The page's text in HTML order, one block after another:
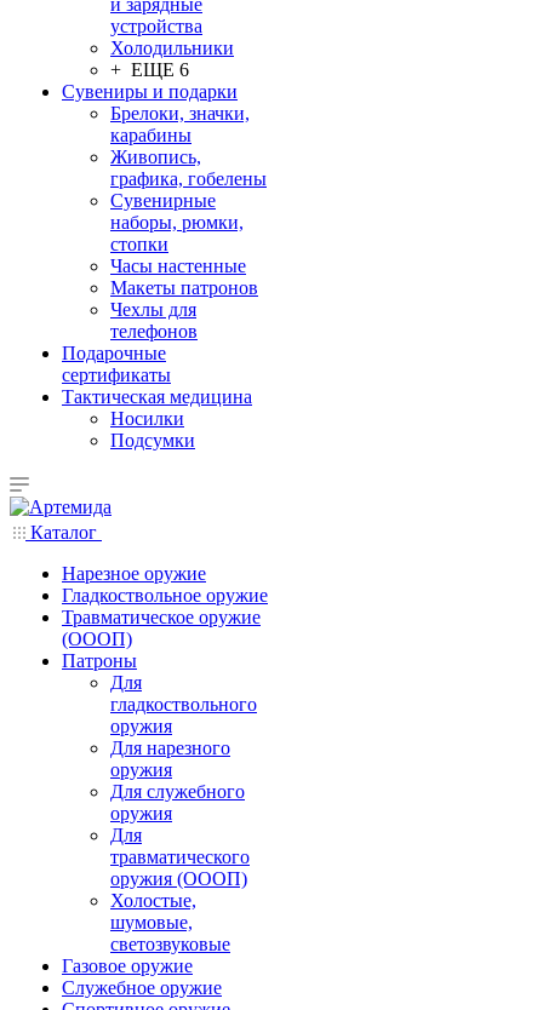
и зарядные
устройства
Холодильники
+ ЕЩЕ 6
Сувениры и подарки
Брелоки, значки,
карабины
Живопись,
графика, гобелены
Сувенирные
наборы, рюмки,
стопки
Часы настенные
Макеты патронов
Чехлы для
телефонов
Подарочные
сертификаты
Тактическая медицина
Носилки
Подсумки
Каталог
Нарезное оружие
Гладкоствольное оружие
Травматическое оружие
(ОООП)
Патроны
Для
гладкоствольного
оружия
Для нарезного
оружия
Для служебного
оружия
Для
травматического
оружия (ОООП)
Холостые,
шумовые,
светозвуковые
Газовое оружие
Служебное оружие